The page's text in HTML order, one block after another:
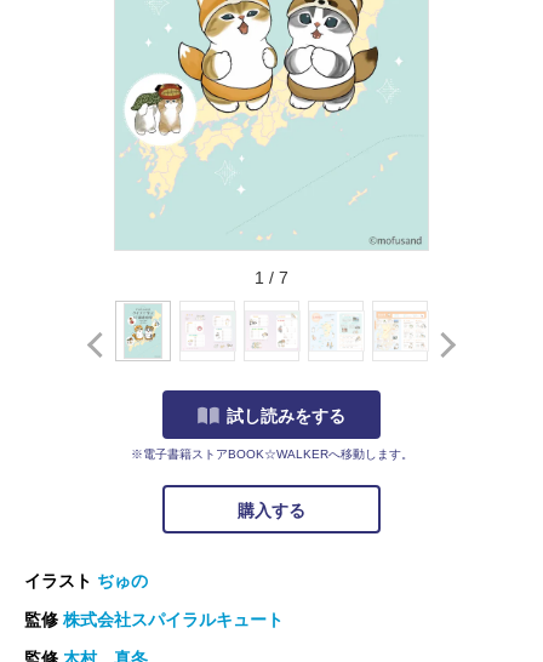
1 / 7
試し読みをする
※電子書籍ストアBOOK☆WALKERへ移動します。
購入する
イラスト ぢゅの
監修 株式会社スパイラルキュート